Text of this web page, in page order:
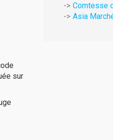
sur
Comtesse
Asia